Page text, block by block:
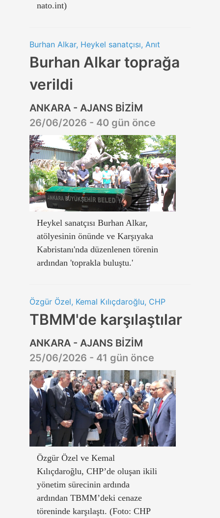
nato.int)
Burhan Alkar, Heykel sanatçısı, Anıt
Burhan Alkar toprağa
verildi
ANKARA - AJANS BİZİM
26/06/2026 - 40 gün önce
Heykel sanatçısı Burhan Alkar,
atölyesinin önünde ve Karşıyaka
Kabristanı'nda düzenlenen törenin
ardından 'toprakla buluştu.'
Özgür Özel, Kemal Kılıçdaroğlu, CHP
TBMM'de karşılaştılar
ANKARA - AJANS BİZİM
25/06/2026 - 41 gün önce
Özgür Özel ve Kemal
Kılıçdaroğlu, CHP’de oluşan ikili
yönetim sürecinin ardında
ardından TBMM’deki cenaze
töreninde karşılaştı. (Foto: CHP